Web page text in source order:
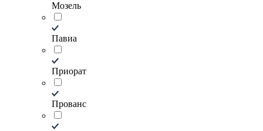
Мозель
Павиа
Приорат
Прованс